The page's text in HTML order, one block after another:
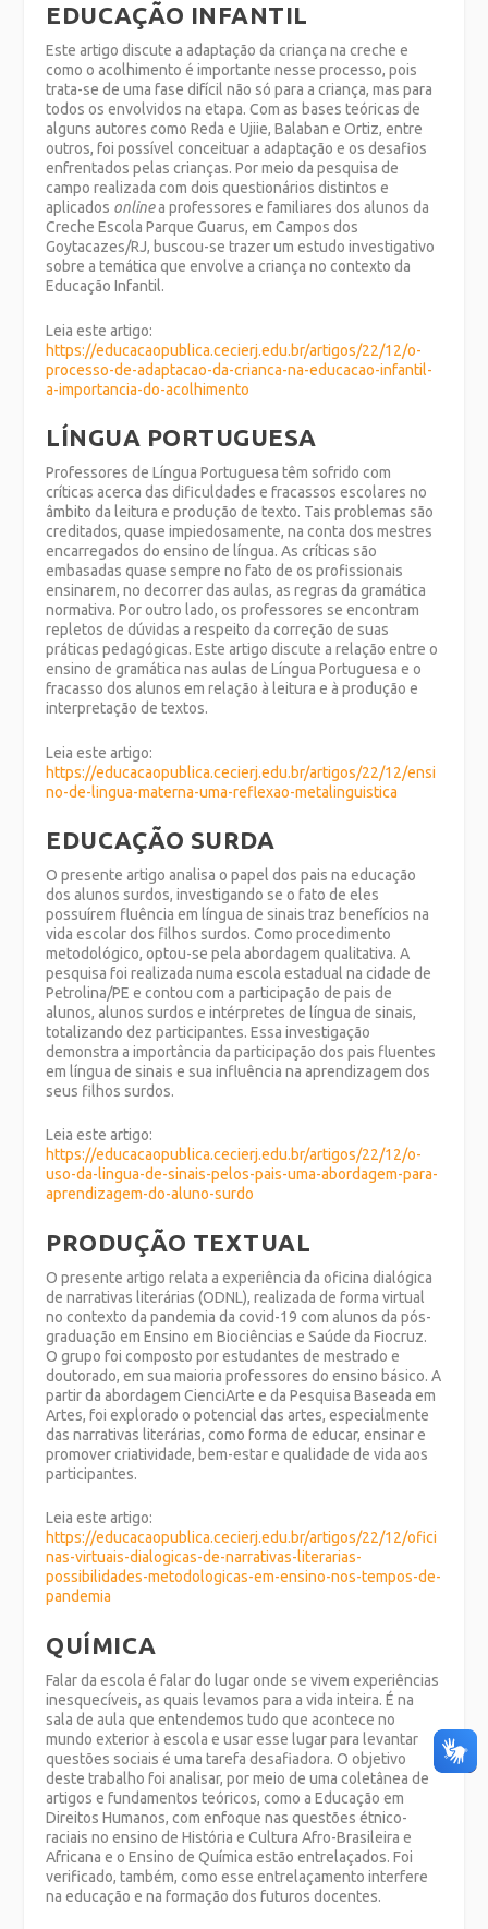
EDUCAÇÃO INFANTIL
Este artigo discute a adaptação da criança na creche e
como o acolhimento é importante nesse processo, pois
trata-se de uma fase difícil não só para a criança, mas para
todos os envolvidos na etapa. Com as bases teóricas de
alguns autores como Reda e Ujiie, Balaban e Ortiz, entre
outros, foi possível conceituar a adaptação e os desafios
enfrentados pelas crianças. Por meio da pesquisa de
campo realizada com dois questionários distintos e
aplicados onlinea professores e familiares dos alunos da
Creche Escola Parque Guarus, em Campos dos
Goytacazes/RJ, buscou-se trazer um estudo investigativo
sobre a temática que envolve a criança no contexto da
Educação Infantil.
Leia este artigo:
https://educacaopublica.cecierj.edu.br/artigos/22/12/o-
processo-de-adaptacao-da-crianca-na-educacao-infantil-
a-importancia-do-acolhimento
LÍNGUA PORTUGUESA
Professores de Língua Portuguesa têm sofrido com
críticas acerca das dificuldades e fracassos escolares no
âmbito da leitura e produção de texto. Tais problemas são
creditados, quase impiedosamente, na conta dos mestres
encarregados do ensino de língua. As críticas são
embasadas quase sempre no fato de os profissionais
ensinarem, no decorrer das aulas, as regras da gramática
normativa. Por outro lado, os professores se encontram
repletos de dúvidas a respeito da correção de suas
práticas pedagógicas. Este artigo discute a relação entre o
ensino de gramática nas aulas de Língua Portuguesa e o
fracasso dos alunos em relação à leitura e à produção e
interpretação de textos.
Leia este artigo:
https://educacaopublica.cecierj.edu.br/artigos/22/12/ensi
no-de-lingua-materna-uma-reflexao-metalinguistica
EDUCAÇÃO SURDA
O presente artigo analisa o papel dos pais na educação
dos alunos surdos, investigando se o fato de eles
possuírem fluência em língua de sinais traz benefícios na
vida escolar dos filhos surdos. Como procedimento
metodológico, optou-se pela abordagem qualitativa. A
pesquisa foi realizada numa escola estadual na cidade de
Petrolina/PE e contou com a participação de pais de
alunos, alunos surdos e intérpretes de língua de sinais,
totalizando dez participantes. Essa investigação
demonstra a importância da participação dos pais fluentes
em língua de sinais e sua influência na aprendizagem dos
seus filhos surdos.
Leia este artigo:
https://educacaopublica.cecierj.edu.br/artigos/22/12/o-
uso-da-lingua-de-sinais-pelos-pais-uma-abordagem-para-
aprendizagem-do-aluno-surdo
PRODUÇÃO TEXTUAL
O presente artigo relata a experiência da oficina dialógica
de narrativas literárias (ODNL), realizada de forma virtual
no contexto da pandemia da covid-19 com alunos da pós-
graduação em Ensino em Biociências e Saúde da Fiocruz.
O grupo foi composto por estudantes de mestrado e
doutorado, em sua maioria professores do ensino básico. A
partir da abordagem CienciArte e da Pesquisa Baseada em
Artes, foi explorado o potencial das artes, especialmente
das narrativas literárias, como forma de educar, ensinar e
promover criatividade, bem-estar e qualidade de vida aos
participantes.
Leia este artigo:
https://educacaopublica.cecierj.edu.br/artigos/22/12/ofici
nas-virtuais-dialogicas-de-narrativas-literarias-
possibilidades-metodologicas-em-ensino-nos-tempos-de-
pandemia
QUÍMICA
Falar da escola é falar do lugar onde se vivem experiências
inesquecíveis, as quais levamos para a vida inteira. É na
sala de aula que entendemos tudo que acontece no
mundo exterior à escola e usar esse lugar para levantar
questões sociais é uma tarefa desafiadora. O objetivo
deste trabalho foi analisar, por meio de uma coletânea de
artigos e fundamentos teóricos, como a Educação em
Direitos Humanos, com enfoque nas questões étnico-
raciais no ensino de História e Cultura Afro-Brasileira e
Africana e o Ensino de Química estão entrelaçados. Foi
verificado, também, como esse entrelaçamento interfere
na educação e na formação dos futuros docentes.